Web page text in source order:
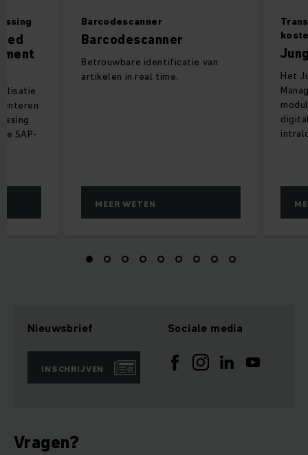
Barcodescanner
Barcodescanner
Betrouwbare identificatie van
artikelen in real time.
MEER WETEN
Het
SAP-
Nieuwsbrief
INSCHRIJVEN
Sociale media
Vragen?